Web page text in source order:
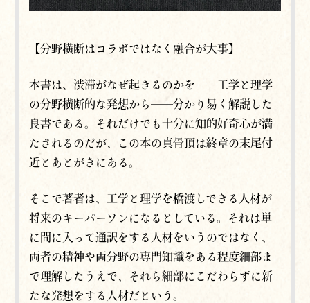
【分野横断はコラボではなく融合が大事】
本書は、渋滞がなぜ起きるのかを──工学と理学
の分野横断的な発想から──分かり易く解説した
良書である。それだけでも十分に知的好奇心が満
たされるのだが、この本の真骨頂は終章の末尾付
近とあとがきにある。
そこで著者は、工学と理学を橋渡しできる人材が
将来のキーパーソンになるとしている。それは単
に間に入って通訳をする人材をいうのではなく、
両者の精神や両分野の専門知識をある程度細部ま
で理解したうえで、それら細部にこだわらずに新
たな発想をする人材だという。